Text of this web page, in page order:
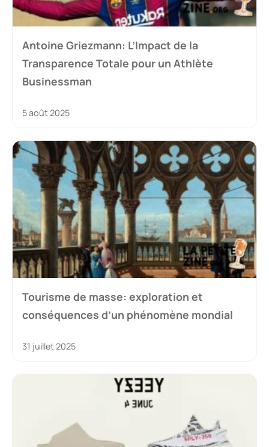
Antoine Griezmann: L’Impact de la
Transparence Totale pour un Athlète
Businessman
5 août 2025
Tourisme de masse: exploration et
conséquences d’un phénomène mondial
31 juillet 2025